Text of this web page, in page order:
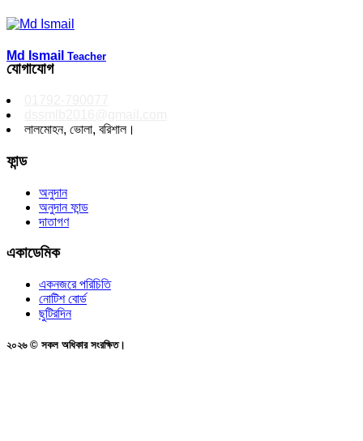
Md Ismail Teacher
যোগাযোগ
লালমোহন, ভোলা, বরিশাল।
ফান্ড
অনুদান
অনুদান ফান্ড
দাতাগণ
একাডেমিক
একনজরে পরিচিতি
নোটিশ বোর্ড
ছুটিরদিন
২০২৬ © সকল অধিকার সংরক্ষিত।